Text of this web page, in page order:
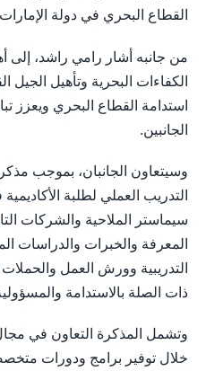
القطاع البحري في دولة
من جانبه أشار رامي راشد، إلى
الكفاءات البحرية وتأهيل
استدامة القطاع البحري ويعزز
الجانبين.
وسيتعاون الجانبان، بموجب
التدريب العملي لطلبة
سيماستر الملاحية والشركات
المعرفة والخبرات والدراسات
التدريبية وورش العمل والحملات
ذات الصلة بالاستدامة
وتشمل المذكرة التعاون في
خلال توفير برامج ودورات